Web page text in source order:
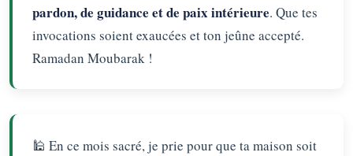
pardon, de guidance et de paix intérieure. Que tes
invocations soient exaucées et ton jeûne accepté.
Ramadan Moubarak !
🕌 En ce mois sacré, je prie pour que ta maison soit